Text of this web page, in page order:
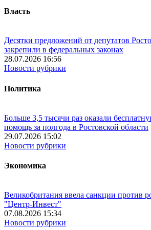
Власть
Десятки предложений от депутатов
закрепили в федеральных законах
28.07.2026 16:56
Новости рубрики
Политика
Больше 3,5 тысячи раз оказали
помощь за полгода в Ростовской области
29.07.2026 15:02
Новости рубрики
Экономика
Великобритания ввела санкции против
"Центр-Инвест"
07.08.2026 15:34
Новости рубрики